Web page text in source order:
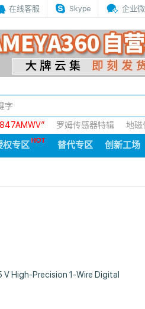
在线客服 Skype 企业
罗姆传感器特辑 地磁
权专区 替代专区 创新工场
V High-Precision 1-Wire Digital